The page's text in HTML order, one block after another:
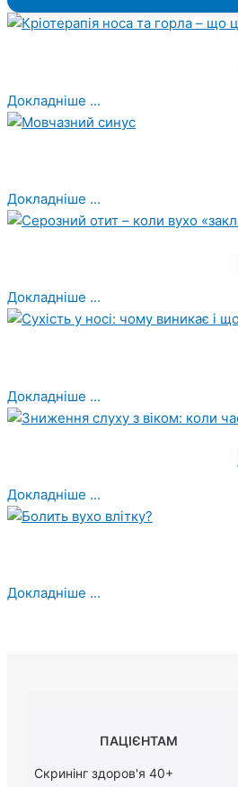
Докладніше ...
Докладніше ...
Докладніше ...
Докладніше ...
Докладніше ...
Докладніше ...
ПАЦІЄНТАМ
Скринінг здоров'я 40+